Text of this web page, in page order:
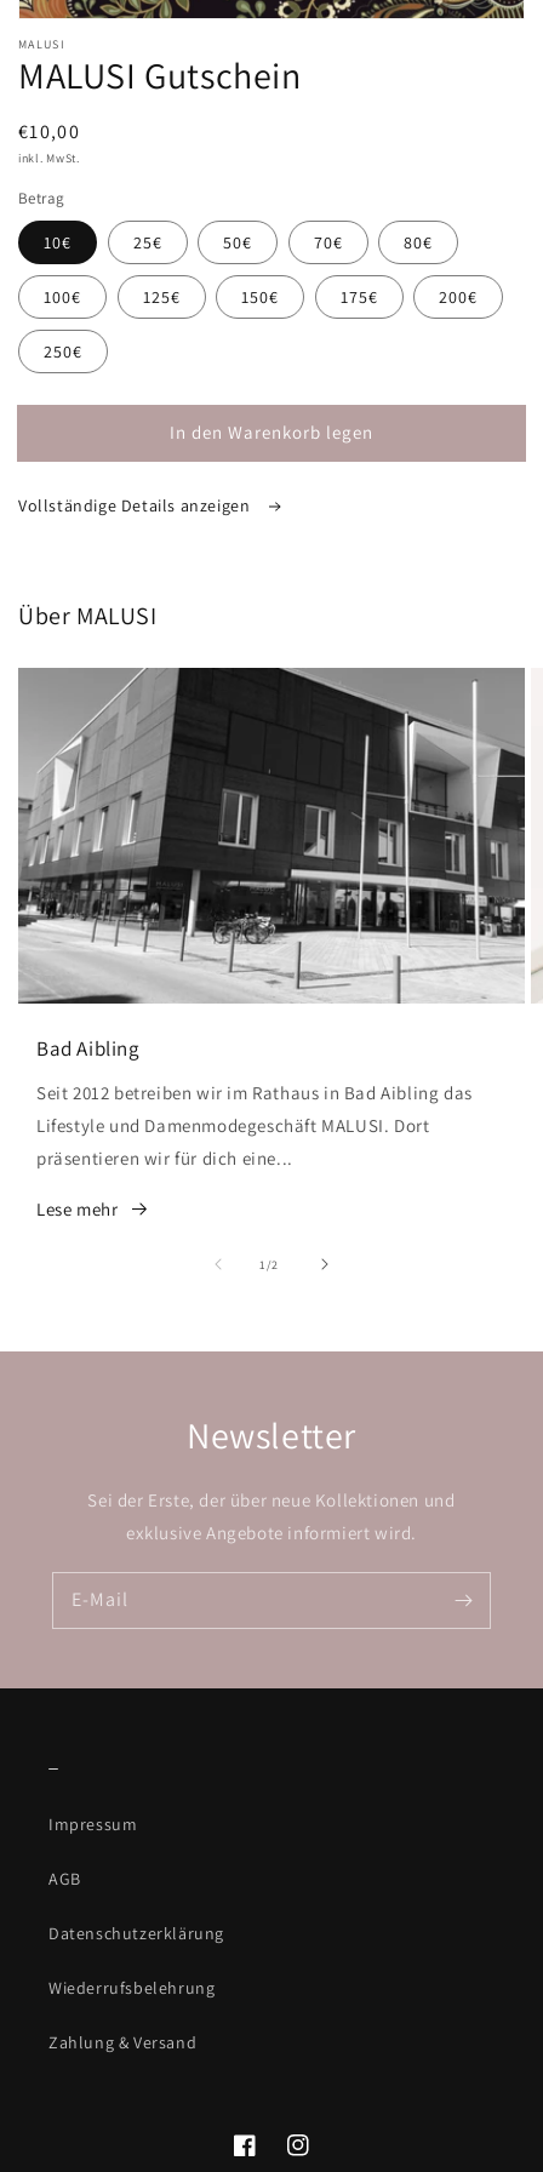
1
in
Modal
MALUSI
MALUSI Gutschein
Normaler
Preis
€10,00
inkl. MwSt.
Betrag
10€ 25€ 50€ 70€ 80€
100€ 125€ 150€ 175€ 200€
250€
In den Warenkorb legen
Vollständige Details anzeigen
Über MALUSI
Bad Aibling
Seit 2012 betreiben wir im Rathaus in Bad Aibling das
Lifestyle und Damenmodegeschäft MALUSI. Dort
präsentieren wir für dich eine...
Lese mehr
1/
von2
Newsletter
Sei der Erste, der über neue Kollektionen und
exklusive Angebote informiert wird.
E-Mail
Impressum
AGB
Datenschutzerklärung
Wiederrufsbelehrung
Zahlung & Versand
FacebookInstagram